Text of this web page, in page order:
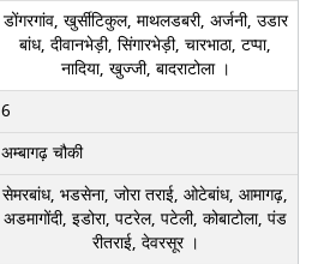
डोंगरगांव, खुर्सीटिकुल, माथलडबरी, अर्जनी, उडार
बांध, दीवानभेड़ी, सिंगारभेड़ी, चारभाठा, टप्पा,
नादिया, खुज्जी, बादराटोला ।
6
अम्बागढ़ चौकी
सेमरबांध, भडसेना, जोरा तराई, ओटेबांध, आमागढ़,
अडमागोंदी, इडोरा, पटरेल, पटेली, कोबाटोला, पंड
रीतराई, देवरसूर ।